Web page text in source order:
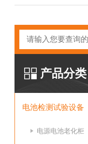
产品分类
电池检测试验设备
电源电池老化柜